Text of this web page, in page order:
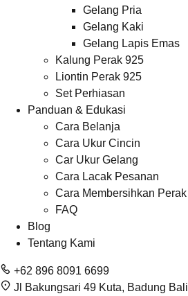
Gelang Pria
Gelang Kaki
Gelang Lapis Emas
Kalung Perak 925
Liontin Perak 925
Set Perhiasan
Panduan & Edukasi
Cara Belanja
Cara Ukur Cincin
Car Ukur Gelang
Cara Lacak Pesanan
Cara Membersihkan Perak
FAQ
Blog
Tentang Kami
+62 896 8091 6699
Jl Bakungsari 49 Kuta, Badung Bali